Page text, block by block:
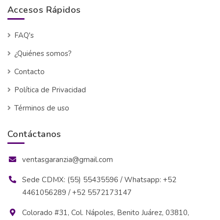
Accesos Rápidos
FAQ's
¿Quiénes somos?
Contacto
Política de Privacidad
Términos de uso
Contáctanos
ventasgaranzia@gmail.com
Sede CDMX: (55) 55435596 / Whatsapp: +52
4461056289 / +52 5572173147
Colorado #31, Col. Nápoles, Benito Juárez, 03810,